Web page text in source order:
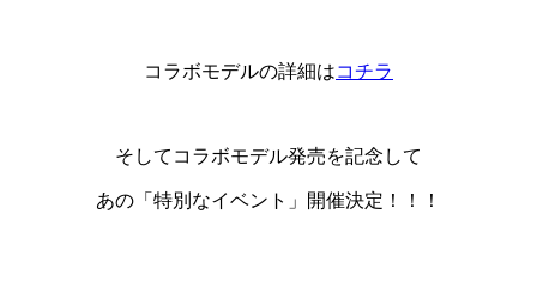
コラボモデルの詳細はコチラ
そしてコラボモデル発売を記念して
あの「特別なイベント」開催決定！！！